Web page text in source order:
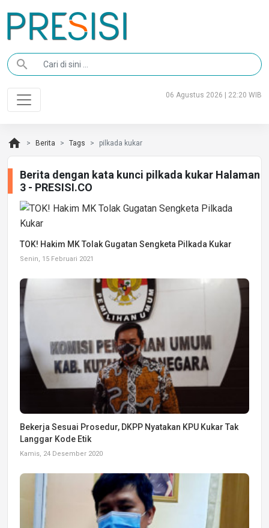
search
06 Agustus 2026 | 22:20 WIB
home Berita Tags pilkada kukar
Berita dengan kata kunci pilkada kukar Halaman
3 - PRESISI.CO
TOK! Hakim MK Tolak Gugatan Sengketa Pilkada Kukar
Senin, 15 Februari 2021
Bekerja Sesuai Prosedur, DKPP Nyatakan KPU Kukar Tak
Langgar Kode Etik
Kamis, 24 Desember 2020